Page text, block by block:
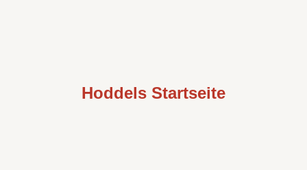
Hoddels Startseite